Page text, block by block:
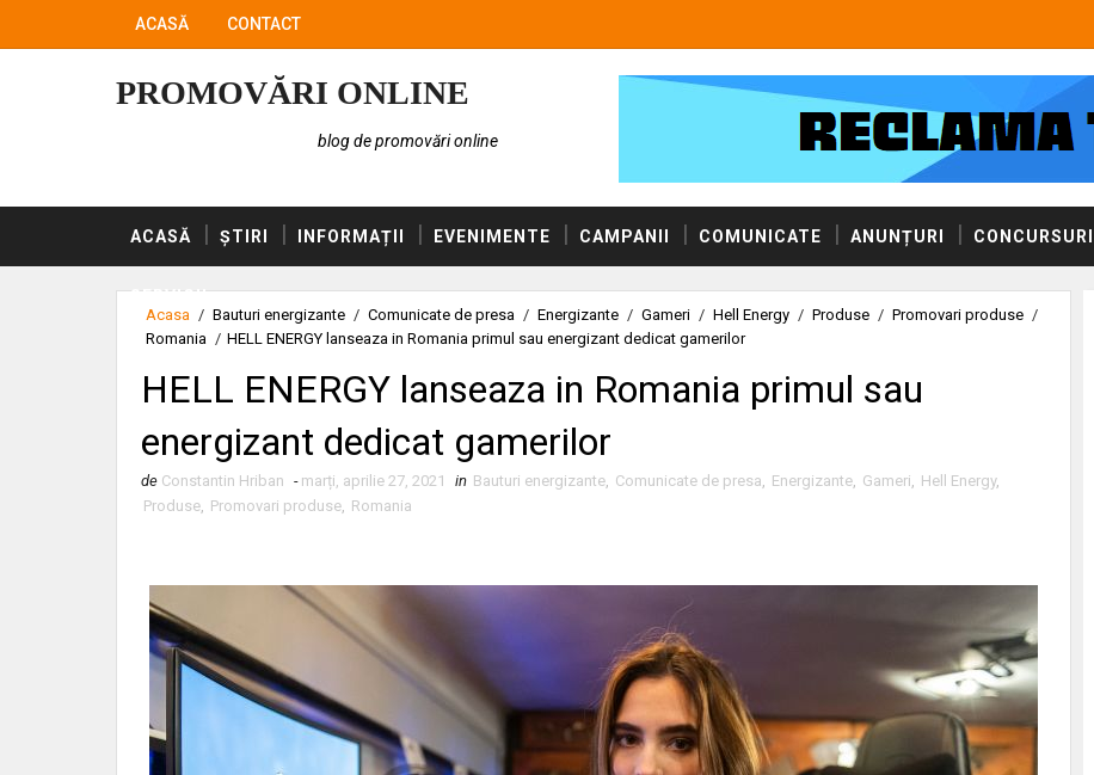
ACASĂ CONTACT
PROMOVĂRI ONLINE
blog de promovări online
ACASĂ ȘTIRI INFORMAȚII EVENIMENTE CAMPANII COMUNICATE ANUNȚURI CONCURSURI
SERVICII
Acasa / Bauturi energizante / Comunicate de presa / Energizante / Gameri / Hell Energy / Produse / Promovari produse /
Romania / HELL ENERGY lanseaza in Romania primul sau energizant dedicat gamerilor
HELL ENERGY lanseaza in Romania primul sau
energizant dedicat gamerilor
de Constantin Hriban - marți, aprilie 27, 2021 in Bauturi energizante, Comunicate de presa, Energizante, Gameri, Hell Energy,
Produse, Promovari produse, Romania